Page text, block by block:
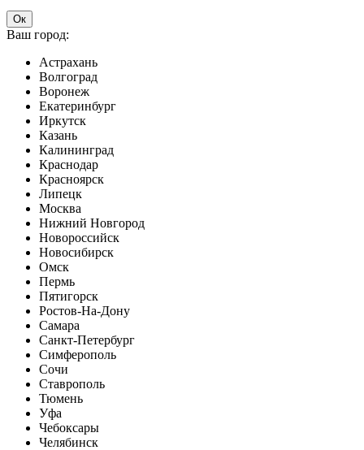
Ок
Ваш город:
Астрахань
Волгоград
Воронеж
Екатеринбург
Иркутск
Казань
Калининград
Краснодар
Красноярск
Липецк
Москва
Нижний Новгород
Новороссийск
Новосибирск
Омск
Пермь
Пятигорск
Ростов-На-Дону
Самара
Санкт-Петербург
Симферополь
Сочи
Ставрополь
Тюмень
Уфа
Чебоксары
Челябинск